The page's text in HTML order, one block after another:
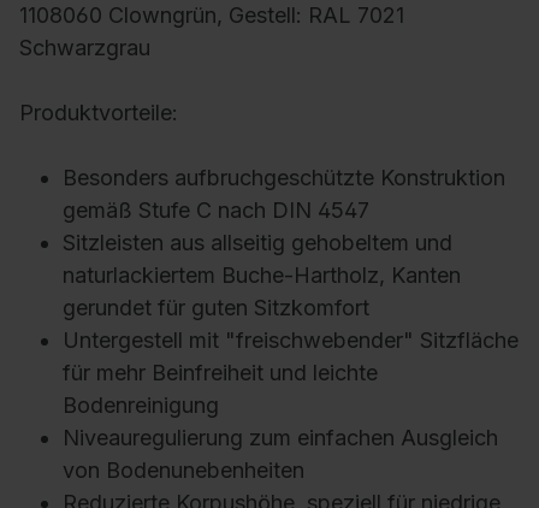
1108060 Clowngrün, Gestell: RAL 7021
Schwarzgrau
Produktvorteile:
Besonders aufbruchgeschützte Konstruktion
gemäß Stufe C nach DIN 4547
Sitzleisten aus allseitig gehobeltem und
naturlackiertem Buche-Hartholz, Kanten
gerundet für guten Sitzkomfort
Untergestell mit "freischwebender" Sitzfläche
für mehr Beinfreiheit und leichte
Bodenreinigung
Niveauregulierung zum einfachen Ausgleich
von Bodenunebenheiten
Reduzierte Korpushöhe, speziell für niedrige